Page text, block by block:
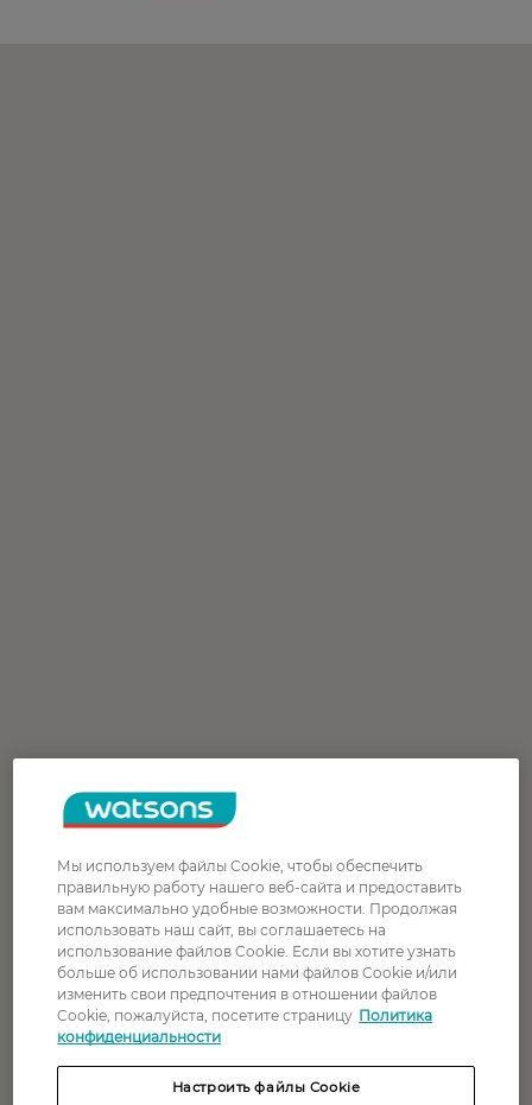
Мы используем файлы Cookie, чтобы обеспечить
правильную работу нашего веб-сайта и предоставить
вам максимально удобные возможности. Продолжая
использовать наш сайт, вы соглашаетесь на
использование файлов Cookie. Если вы хотите узнать
больше об использовании нами файлов Cookie и/или
изменить свои предпочтения в отношении файлов
Cookie, пожалуйста, посетите страницу Политика
конфиденциальности
Настроить файлы Cookie